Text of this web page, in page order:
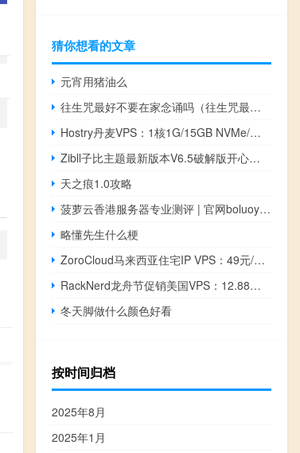
猜你想看的文章
元宵用猪油么
往生咒最好不要在家念诵吗（往生咒最好不要在家念诵）
Hostry丹麦VPS：1核1G/15GB NVMe/无限流量/1Gbps带宽/6美元/月
Zibll子比主题最新版本V6.5破解版开心版源码下载
天之痕1.0攻略
菠萝云香港服务器专业测评 | 官网boluoyun.com | 香港VPS/云主机深度体验报告
略懂先生什么梗
ZoroCloud马来西亚住宅IP VPS：49元/月，香港/美国住宅双ISP VPS 40元/月起，支持支付宝/微信/USDT支付
RackNerd龙舟节促销美国VPS：12.88美元/年，10.18美元/年有货，支持支付宝/Paypal
冬天脚做什么颜色好看
按时间归档
2025年8月
2025年1月